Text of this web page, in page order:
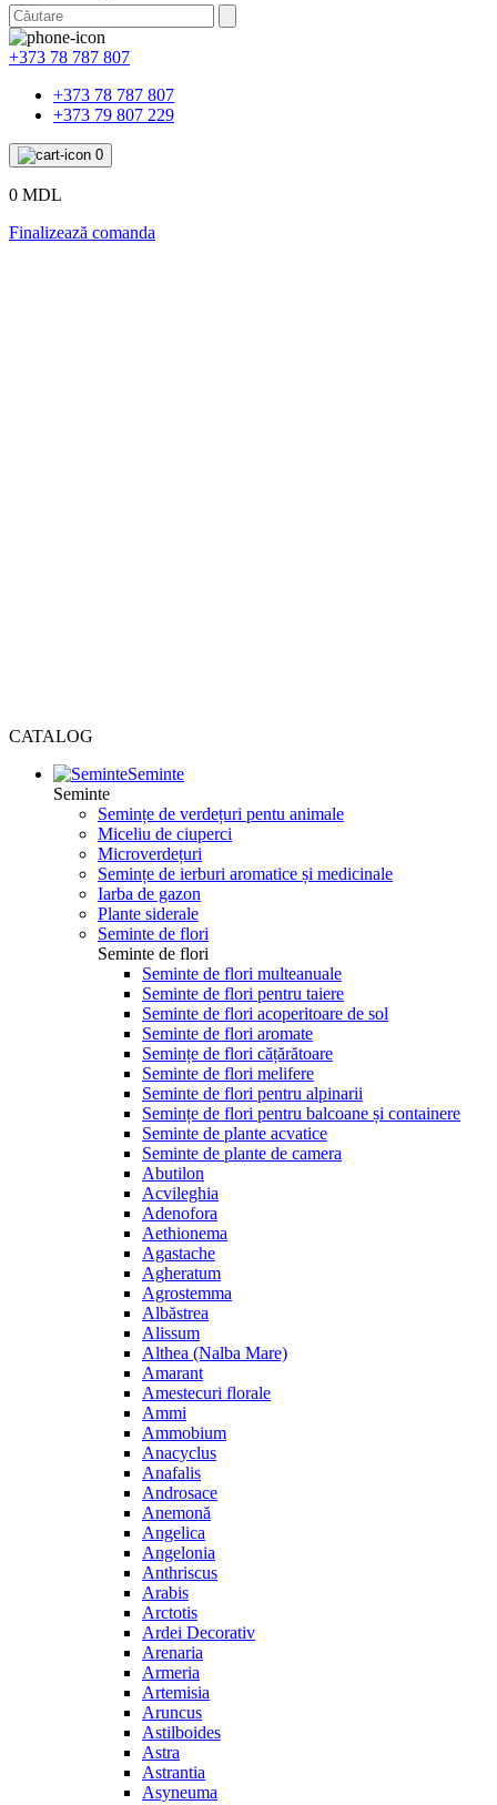
+373 78 787 807
+373 78 787 807
+373 79 807 229
0
0 MDL
Finalizează comanda
CATALOG
Seminte
Seminte
Semințe de verdețuri pentu animale
Miceliu de ciuperci
Microverdețuri
Semințe de ierburi aromatice și medicinale
Iarba de gazon
Plante siderale
Seminte de flori
Seminte de flori
Seminte de flori multeanuale
Seminte de flori pentru taiere
Seminte de flori acoperitoare de sol
Seminte de flori aromate
Semințe de flori cățărătoare
Seminte de flori melifere
Seminte de flori pentru alpinarii
Semințe de flori pentru balcoane și containere
Seminte de plante acvatice
Seminte de plante de camera
Abutilon
Acvileghia
Adenofora
Aethionema
Agastache
Agheratum
Agrostemma
Albăstrea
Alissum
Althea (Nalba Mare)
Amarant
Amestecuri florale
Ammi
Ammobium
Anacyclus
Anafalis
Androsace
Anemonă
Angelica
Angelonia
Anthriscus
Arabis
Arctotis
Ardei Decorativ
Arenaria
Armeria
Artemisia
Aruncus
Astilboides
Astra
Astrantia
Asyneuma